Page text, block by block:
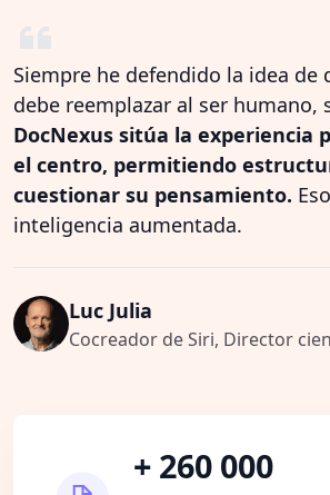
Siempre he defendido la idea de
debe reemplazar al ser humano,
DocNexus sitúa la experiencia
el centro, permitiendo
cuestionar su pensamiento.
inteligencia aumentada.
Luc Julia
Cocreador de Siri, Director
+ 260 000